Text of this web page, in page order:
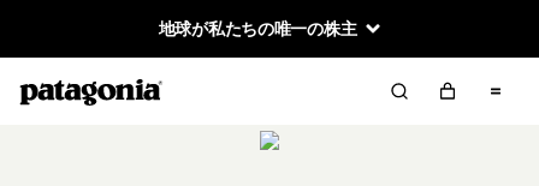
地球が私たちの唯一の株主